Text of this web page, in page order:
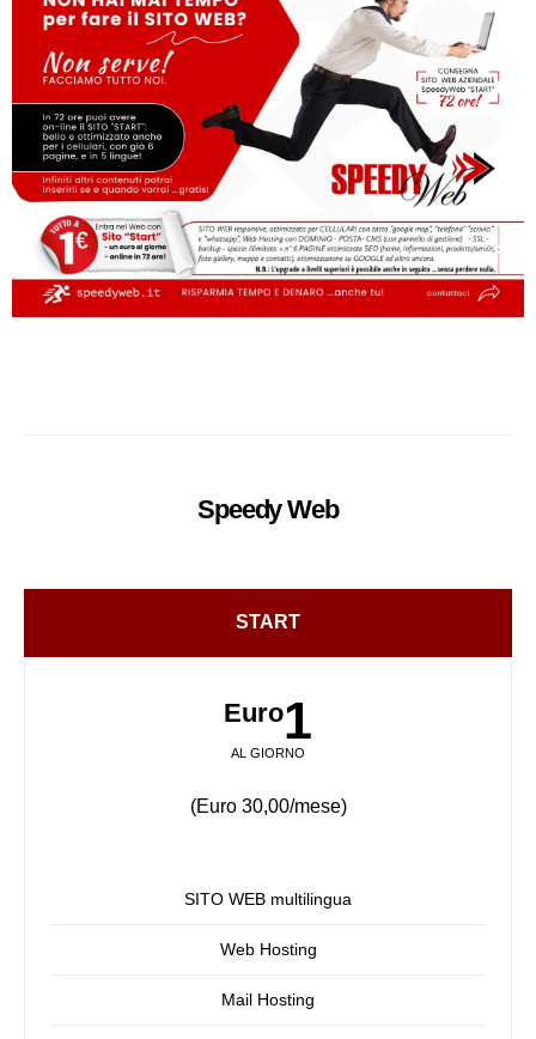
SpeedyWeb
START
Euro1
AL GIORNO
(Euro 30,00/mese)
SITO WEB multilingua
Web Hosting
Mail Hosting